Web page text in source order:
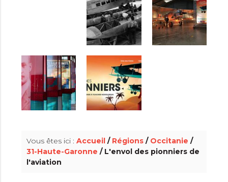
Vous êtes ici :Accueil / Régions / Occitanie /
31-Haute-Garonne / L'envol des pionniers de
l'aviation